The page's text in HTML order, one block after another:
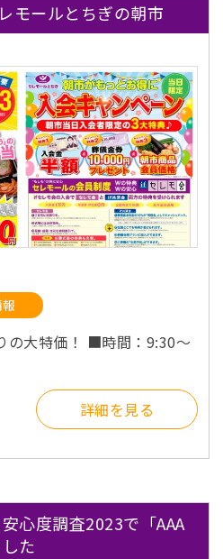
モールとちぎの朝市
の大特価！ ■時間：9:30〜
詳細を見る
心度調査2023で「AAA
た